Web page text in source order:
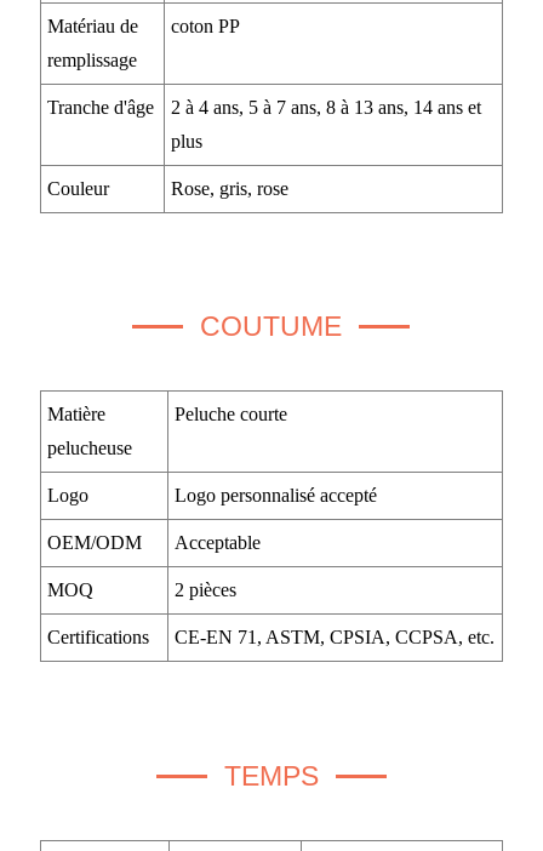
Matériau de
remplissage
coton PP
Tranche d'âge
2 à 4 ans, 5 à 7 ans, 8 à 13 ans, 14 ans et
plus
Couleur Rose, gris, rose
COUTUME
Matière
pelucheuse
Peluche courte
Logo Logo personnalisé accepté
OEM/ODM Acceptable
MOQ 2 pièces
Certifications CE-EN 71, ASTM, CPSIA, CCPSA, etc.
TEMPS